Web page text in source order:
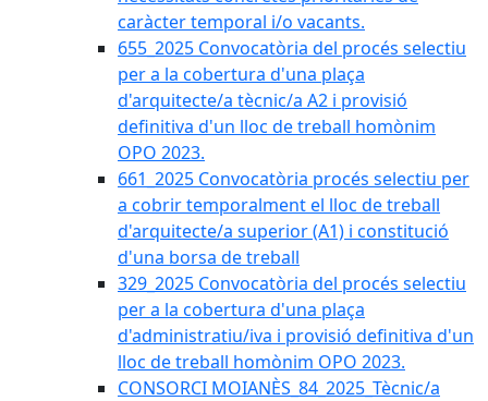
caràcter temporal i/o vacants.
655_2025 Convocatòria del procés selectiu
per a la cobertura d'una plaça
d'arquitecte/a tècnic/a A2 i provisió
definitiva d'un lloc de treball homònim
OPO 2023.
661_2025 Convocatòria procés selectiu per
a cobrir temporalment el lloc de treball
d'arquitecte/a superior (A1) i constitució
d'una borsa de treball
329_2025 Convocatòria del procés selectiu
per a la cobertura d'una plaça
d'administratiu/iva i provisió definitiva d'un
lloc de treball homònim OPO 2023.
CONSORCI MOIANÈS_84_2025_Tècnic/a